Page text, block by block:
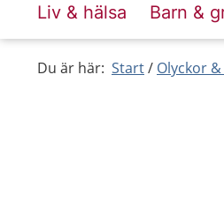
Liv & hälsa Barn &
Du är här: Start Olyckor